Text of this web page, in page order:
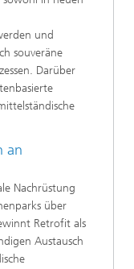
und
souveräne
Darüber
an
Nachrüstung
über
Retrofit als
Austausch